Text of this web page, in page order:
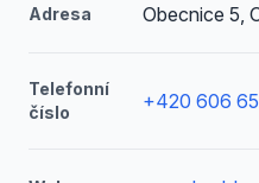
Adresa Obecnice 5,
Telefonní
číslo
+420 606